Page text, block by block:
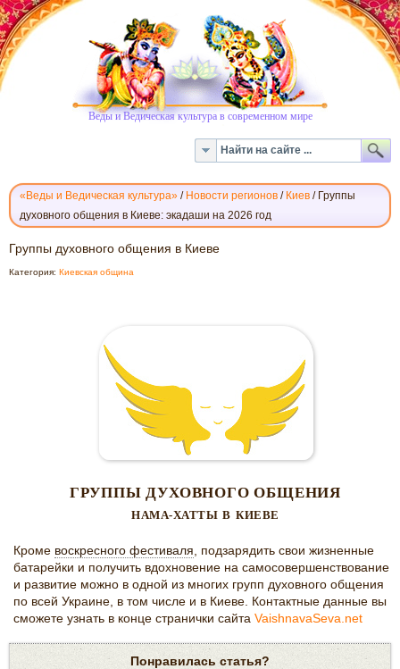
Веды и Ведическая культура в современном мире
«Веды и Ведическая культура» / Новости регионов / Киев / Группы
духовного общения в Киеве: экадаши на 2026 год
ГРУППЫ
ДУХОВНОГО
Группы духовного общения в Киеве
Категория: Киевская община
ГРУППЫ ДУХОВНОГО ОБЩЕНИЯ
НАМА-ХАТТЫ В КИЕВЕ
Кроме воскресного фестиваля , подзарядить свои жизненные
батарейки и получить вдохновение на самосовершенствование
и развитие можно в одной из многих групп духовного общения
по всей Украине, в том числе и в Киеве. Контактные данные вы
сможете узнать в конце странички сайта VaishnavaSeva.net
Понравилась статья?